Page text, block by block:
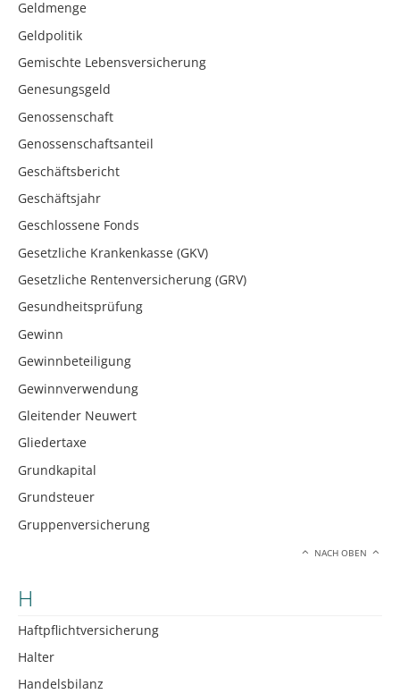
Geldmenge
Geldpolitik
Gemischte Lebensversicherung
Genesungsgeld
Genossenschaft
Genossenschaftsanteil
Geschäftsbericht
Geschäftsjahr
Geschlossene Fonds
Gesetzliche Krankenkasse (GKV)
Gesetzliche Rentenversicherung (GRV)
Gesundheitsprüfung
Gewinn
Gewinnbeteiligung
Gewinnverwendung
Gleitender Neuwert
Gliedertaxe
Grundkapital
Grundsteuer
Gruppenversicherung
NACH OBEN
H
Haftpflichtversicherung
Halter
Handelsbilanz